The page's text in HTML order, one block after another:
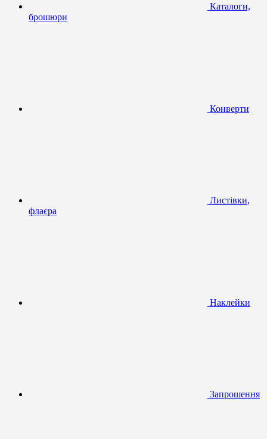
Каталоги,
брошюри
Конверти
Листівки,
флаєра
Наклейки
Запрошення